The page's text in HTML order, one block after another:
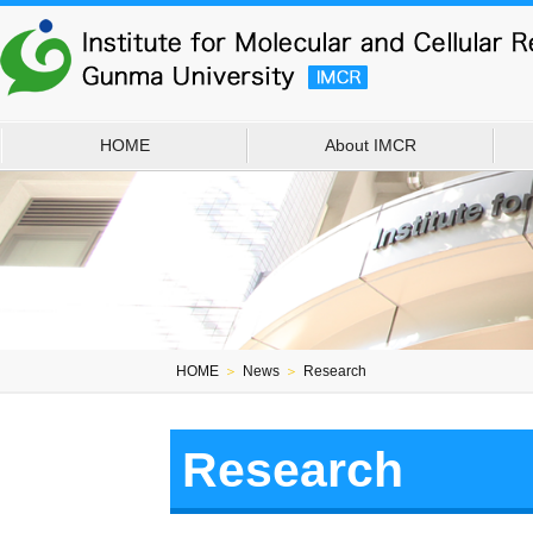
HOME About IMCR
HOME ＞ News ＞ Research
Research